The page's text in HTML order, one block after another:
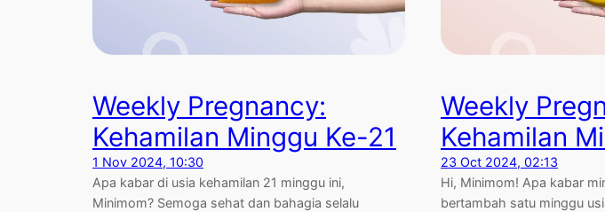
Weekly Pregnancy:
Kehamilan Minggu Ke-21
1 Nov 2024, 10:30
Apa kabar di usia kehamilan 21 minggu ini,
Minimom? Semoga sehat dan bahagia selalu
Weekly
Kehamilan
23 Oct 2024, 02:13
Hi, Minimom! Apa kabar
bertambah satu minggu